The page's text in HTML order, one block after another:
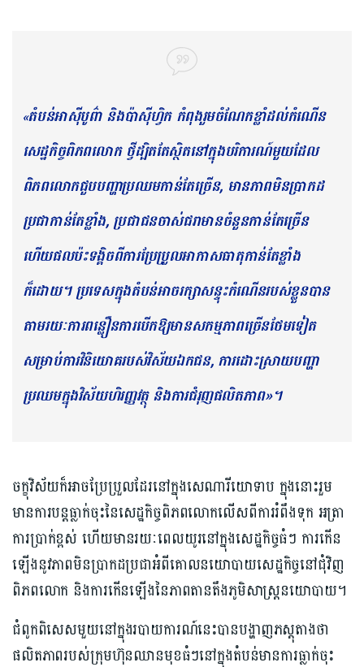
«តំបន់​អាស៊ីបូព៌ា និងប៉ាស៊ីហ្វិក កំពុងរួមចំណែកខ្លាំ​ដល់កំណើន
សេដ្ឋកិច្ចពិភពលោក ថ្វីដ្បិត​តែ​ស្ថិត​នៅ​ក្នុងបរិការណ៍​មួយ​ដែល​
ពិភព​លោកជួប​​បញ្ហា​ប្រឈម​កាន់តែ​ច្រើន, ​មាន​ភាពមិនប្រាកដ
ប្រជា​កាន់​តែ​ខ្លាំង, ប្រជាជន​ចាស់ជរាមានចំនួន​កាន់​តែច្រើន
ហើយ​ផលប៉ះទង្គិច​ពីការ​ប្រែប្រួលអាកាសធាតុកាន់​តែខ្លាំង​
ក៏ដោយ។ ប្រទេសក្នុងតំបន់​អាច​​​រក្សា​​សន្ទុះ​កំណើន​របស់​ខ្លួន​បាន
តាម​រយៈការពន្លឿនការបើកឱ្យ​មាន​សកម្មភាពច្រើន​ថែមទៀត​​
សម្រាប់​ការវិនិយោគរបស់​វិស័យ​ឯកជន, ការដោះស្រាយ​បញ្ហា​
ប្រឈមក្នុងវិស័យហិរញ្ញវត្ថុ និងការជំរុញផលិតភាព»។
ចក្ខុវិស័យក៏អាច​ប្រែ​ប្រួល​ដែ​រ​នៅ​ក្នុង​សេណារីយោទាប ក្នុងនោះ​រួម
មានការបន្ត​ធ្លាក់​ចុះនៃ​សេដ្ឋកិច្ចពិភពលោក​លើស​ពី​​ការ​រំពឹង​ទុក​ អត្រា
ការប្រាក់ខ្ពស់ ​ហើយមានរយៈពេល​យូរនៅក្នុងសេដ្ឋកិច្ចធំៗ ការកើន
ឡើងនូវ​ភាព​មិន​ប្រាកដ​ប្រជា​អំពីគោលនយោបាយ​សេដ្ឋកិច្ច​នៅ​ជុំវិញ​
ពិភព​​លោក និងការកើនឡើងនៃភាពតានតឹងភូមិសាស្ត្រនយោបាយ។
ជំពូកពិសេសមួយនៅក្នុង​របាយការណ៍នេះបានបង្ហាញ​ភស្តុតាង​ថា
ផលិតភាព​របស់​ក្រុម​ហ៊ុ​នឈានមុខធំៗ​នៅ​ក្នុង​តំបន់មាន​ការ​ធ្លាក់​​ចុះ​